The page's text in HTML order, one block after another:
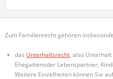
Zum Familienrecht gehören
das Unterhaltsrecht, also
Ehegattenoder Lebenspartner,
Weitere Einzelheiten können Sie